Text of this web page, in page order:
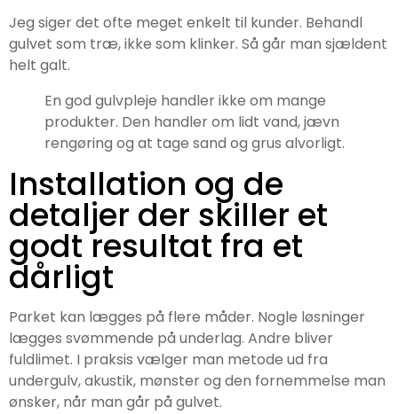
Jeg siger det ofte meget enkelt til kunder. Behandl
gulvet som træ, ikke som klinker. Så går man sjældent
helt galt.
En god gulvpleje handler ikke om mange
produkter. Den handler om lidt vand, jævn
rengøring og at tage sand og grus alvorligt.
Installation og de
detaljer der skiller et
godt resultat fra et
dårligt
Parket kan lægges på flere måder. Nogle løsninger
lægges svømmende på underlag. Andre bliver
fuldlimet. I praksis vælger man metode ud fra
undergulv, akustik, mønster og den fornemmelse man
ønsker, når man går på gulvet.